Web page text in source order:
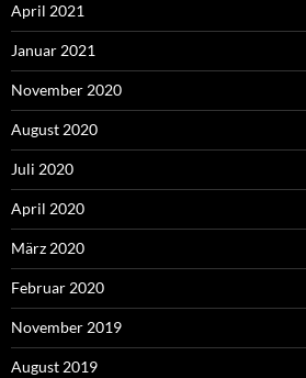
April 2021
Januar 2021
November 2020
August 2020
Juli 2020
April 2020
März 2020
Februar 2020
November 2019
August 2019